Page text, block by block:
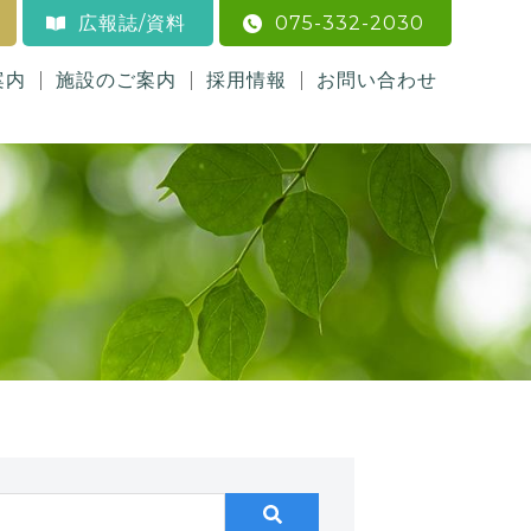
内 施設のご案内 採用情報 お問い合わせ
広報誌/資料 075-332-2030